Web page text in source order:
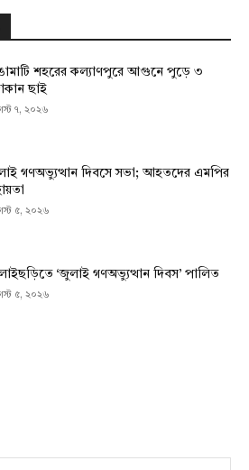
শহরের কল্যাণপুরে আগুনে পুড়ে ৩
ছাই
৭, ২০২৬
গণঅভ্যুত্থান দিবসে সভা; আহতদের এমপির
৫, ২০২৬
‘জুলাই গণঅভ্যুত্থান দিবস’ পালিত
৫, ২০২৬